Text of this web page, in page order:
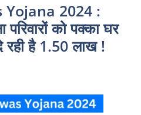
2024 :
परिवारों को पक्का घर
रही है 1.50 लाख !